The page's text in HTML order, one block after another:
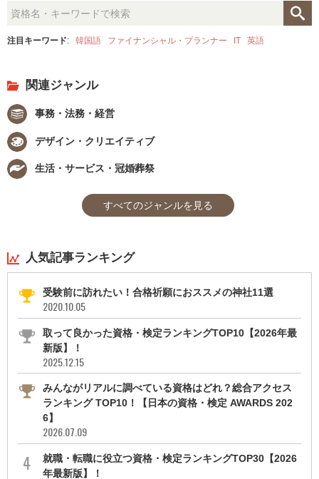
注目キーワード: 韓国語 ファイナンシャル・プランナー IT 英語
関連ジャンル
事務・法務・経営
デザイン・クリエイティブ
生活・サービス・冠婚葬祭
すべてのジャンルを見る
人気記事ランキング
受験前に訪れたい！合格祈願におススメの神社11選
2020.10.05
取って良かった資格・検定ランキングTOP10【2026年最
新版】！
2025.12.15
みんながリアルに調べている資格はどれ？総合アクセス
ランキング TOP10！【日本の資格・検定 AWARDS 202
6】
2026.07.09
就職・転職に役立つ資格・検定ランキングTOP30【2026
年最新版】！